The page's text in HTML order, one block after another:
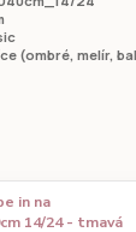
(ombré, melír,
in na
14/24 - tmavá